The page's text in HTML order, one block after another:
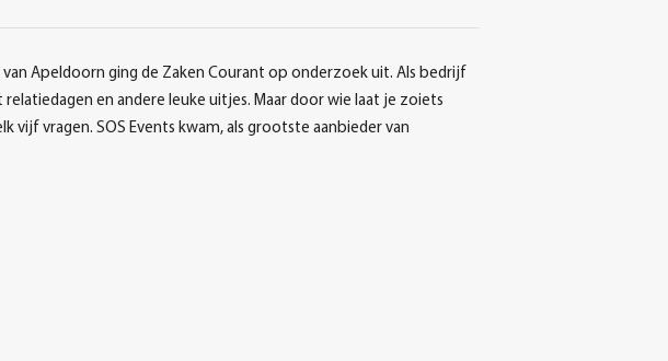
Apeldoorn ging de Zaken Courant op onderzoek uit. Als bedrijf
en andere leuke uitjes. Maar door wie laat je zoiets
vijf vragen. SOS Events kwam, als grootste aanbieder van